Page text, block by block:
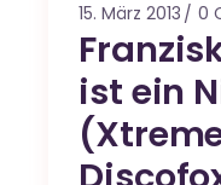
15. März 2013 0
ist ein